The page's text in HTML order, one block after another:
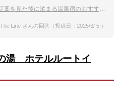
を見た後に泊まる温泉宿のおすすめは？
Line さんの回答（投稿日：2025/3/ 5 ）
湯 ホテルルートイ